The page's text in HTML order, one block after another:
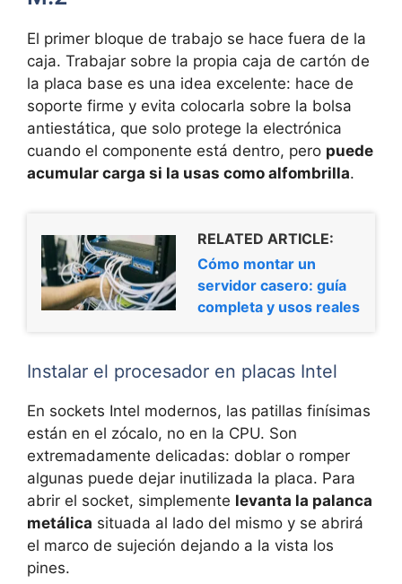
El primer bloque de trabajo se hace fuera de la
caja. Trabajar sobre la propia caja de cartón de
la placa base es una idea excelente: hace de
soporte firme y evita colocarla sobre la bolsa
antiestática, que solo protege la electrónica
cuando el componente está dentro, pero puede
acumular carga si la usas como alfombrilla.
RELATED ARTICLE:
Cómo montar un
servidor casero: guía
completa y usos reales
Instalar el procesador en placas Intel
En sockets Intel modernos, las patillas finísimas
están en el zócalo, no en la CPU. Son
extremadamente delicadas: doblar o romper
algunas puede dejar inutilizada la placa. Para
abrir el socket, simplemente levanta la palanca
metálica situada al lado del mismo y se abrirá
el marco de sujeción dejando a la vista los
pines.